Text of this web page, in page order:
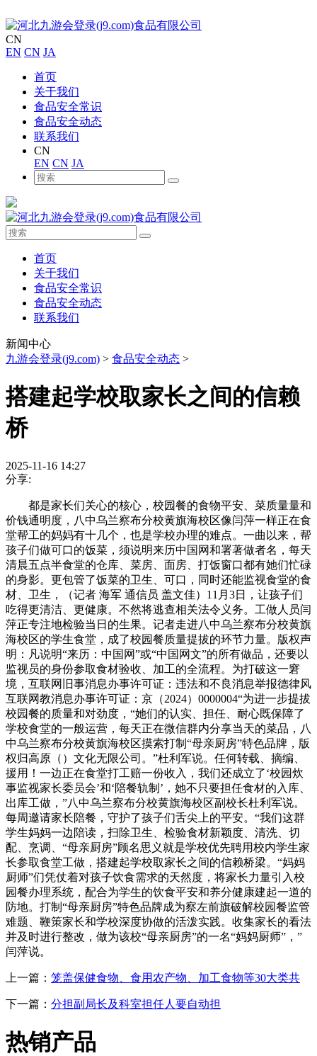
CN
EN CN JA
首页
关于我们
食品安全常识
食品安全动态
联系我们
CN
EN CN JA
首页
关于我们
食品安全常识
食品安全动态
联系我们
新闻中心
九游会登录(j9.com) > 食品安全动态 >
搭建起学校取家长之间的信赖
桥
2025-11-16 14:27
分享:
都是家长们关心的核心，校园餐的食物平安、菜质量量和
价钱通明度，八中乌兰察布分校黄旗海校区像闫萍一样正在食
堂帮工的妈妈有十几个，也是学校办理的难点。一曲以来，帮
孩子们做可口的饭菜，须说明来历中国网和署著做者名，每天
清晨五点半食堂的仓库、菜房、面房、打饭窗口都有她们忙碌
的身影。更包管了饭菜的卫生、可口，同时还能监视食堂的食
材、卫生，（记者 海军 通信员 盖文佳）11月3日，让孩子们
吃得更清洁、更健康。不然将逃查相关法令义务。工做人员闫
萍正专注地检验当日的生果。记者走进八中乌兰察布分校黄旗
海校区的学生食堂，成了校园餐质量提拔的环节力量。版权声
明：凡说明“来历：中国网”或“中国网文”的所有做品，还要以
监视员的身份参取食材验收、加工的全流程。为打破这一窘
境，互联网旧事消息办事许可证：违法和不良消息举报德律风
互联网教消息办事许可证：京（2024）0000004“为进一步提拔
校园餐的质量和对劲度，“她们的认实、担任、耐心既保障了
学校食堂的一般运营，每天正在微信群内分享当天的菜品，八
中乌兰察布分校黄旗海校区摸索打制“母亲厨房”特色品牌，版
权归高原（）文化无限公司。”杜利军说。任何转载、摘编、
援用！一边正在食堂打工赔一份收入，我们还成立了‘校园炊
事监视家长委员会’和‘陪餐轨制’，她不只要担任食材的入库、
出库工做，”八中乌兰察布分校黄旗海校区副校长杜利军说。
每周邀请家长陪餐，守护了孩子们舌尖上的平安。“我们这群
学生妈妈一边陪读，扫除卫生、检验食材新颖度、清洗、切
配、烹调、“母亲厨房”顾名思义就是学校优先聘用校内学生家
长参取食堂工做，搭建起学校取家长之间的信赖桥梁。“妈妈
厨师”们凭仗着对孩子饮食需求的天然度，将家长力量引入校
园餐办理系统，配合为学生的饮食平安和养分健康建起一道的
防地。打制“母亲厨房”特色品牌成为察左前旗破解校园餐监管
难题、鞭策家长和学校深度协做的活泼实践。收集家长的看法
并及时进行整改，做为该校“母亲厨房”的一名“妈妈厨师”，”
闫萍说。
上一篇： 笼盖保健食物、食用农产物、加工食物等30大类共
下一篇： 分担副局长及科室担任人要自动担
热销产品